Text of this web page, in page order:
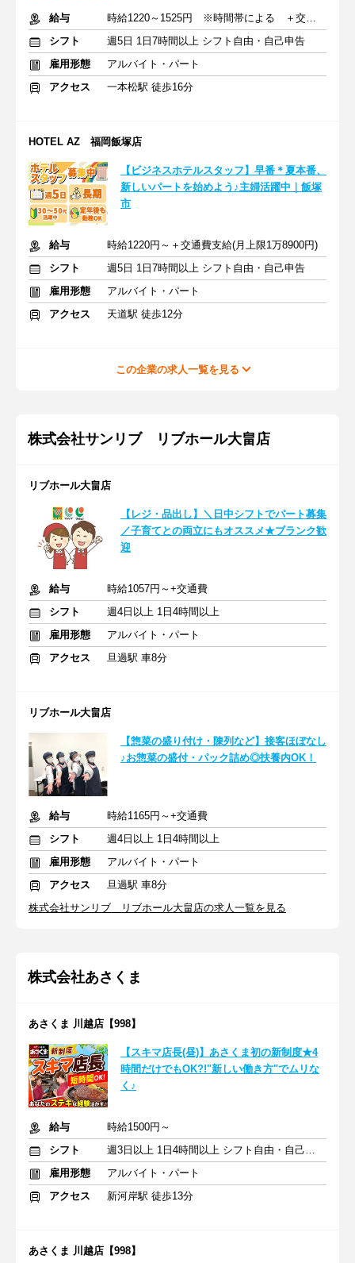
給与
時給1220～1525円 ※時間帯による ＋交通費(月上限1万8900円)
シフト
週5日 1日7時間以上 シフト自由・自己申告
雇用形態
アルバイト・パート
アクセス
一本松駅 徒歩16分
HOTEL AZ 福岡飯塚店
【ビジネスホテルスタッフ】早番＊夏本番、
新しいパートを始めよう♪主婦活躍中｜飯塚
市
給与
時給1220円～＋交通費支給(月上限1万8900円)
シフト
週5日 1日7時間以上 シフト自由・自己申告
雇用形態
アルバイト・パート
アクセス
天道駅 徒歩12分
この企業の求人一覧を見る
株式会社サンリブ リブホール大畠店
リブホール大畠店
【レジ・品出し】＼日中シフトでパート募集
／子育てとの両立にもオススメ★ブランク歓
迎
給与
時給1057円～+交通費
シフト
週4日以上 1日4時間以上
雇用形態
アルバイト・パート
アクセス
旦過駅 車8分
リブホール大畠店
【惣菜の盛り付け・陳列など】接客ほぼなし
♪お惣菜の盛付・パック詰め◎扶養内OK！
給与
時給1165円～+交通費
シフト
週4日以上 1日4時間以上
雇用形態
アルバイト・パート
アクセス
旦過駅 車8分
株式会社サンリブ リブホール大畠店の求人一覧を見る
株式会社あさくま
あさくま 川越店【998】
【スキマ店長(昼)】あさくま初の新制度★4
時間だけでもOK?!"新しい働き方"でムリな
く♪
給与
時給1500円～
シフト
週3日以上 1日4時間以上 シフト自由・自己申告
雇用形態
アルバイト・パート
アクセス
新河岸駅 徒歩13分
あさくま 川越店【998】